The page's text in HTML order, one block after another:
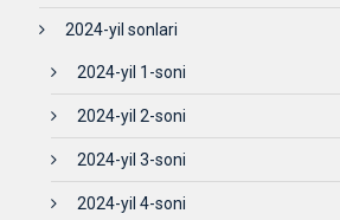
2024-yil sonlari
2024-yil 1-soni
2024-yil 2-soni
2024-yil 3-soni
2024-yil 4-soni